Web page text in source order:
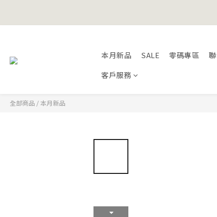
本月新品 SALE 零碼專區
客戶服務
全部商品 / 本月新品